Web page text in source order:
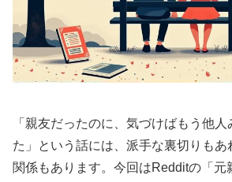
「親友だったのに、気づけばもう他
た」という話には、派手な裏切りもあ
関係もあります。今回はRedditの「元